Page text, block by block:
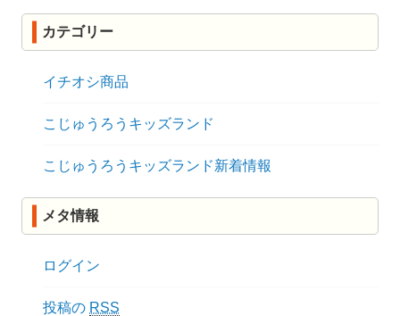
カテゴリー
イチオシ商品
こじゅうろうキッズランド
こじゅうろうキッズランド新着情報
メタ情報
ログイン
投稿の RSS